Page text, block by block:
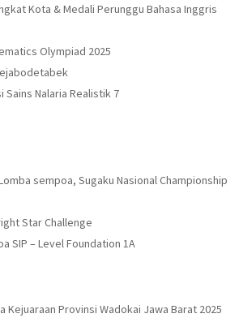
Kota & Medali Perunggu Bahasa Inggris
Olympiad 2025
Sains Nalaria Realistik 7
sempoa, Sugaku Nasional Championship
Star Challenge
SIP – Level Foundation 1A
Kejuaraan Provinsi Wadokai Jawa Barat 2025